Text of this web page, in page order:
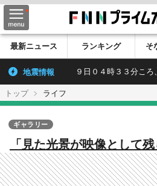
最新ニュース ランキング そ
地震情報 ９日０４時３３分ころ
トップ ライフ
「見た光景が映像として
を強みに 感情や言語を抽
る若手アーティスト【秋
ギャラリー